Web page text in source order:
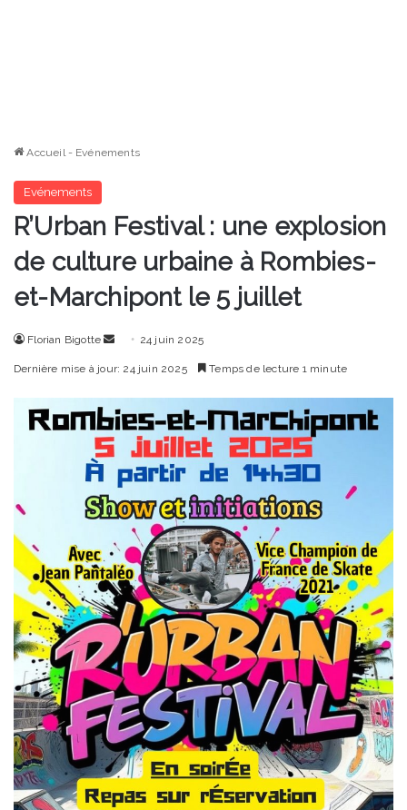
Accueil - Evénements
Evénements
R’Urban Festival : une explosion
de culture urbaine à Rombies-
et-Marchipont le 5 juillet
Florian Bigotte
Envoyer24 juin 2025
Dernière mise à jour: 24 juin 2025 Temps de lecture 1 minute